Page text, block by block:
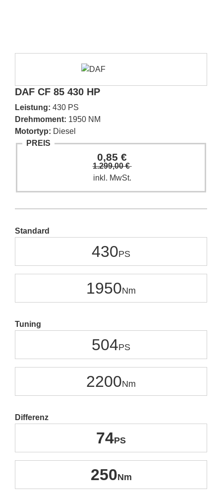
DAF CF 85 430 HP
Leistung: 430 PS
Drehmoment: 1950 NM
Motortyp: Diesel
PREIS
0,85 €
1.299,00 €
inkl. MwSt.
Standard
430
1950
Tuning
504
2200
Differenz
74
250